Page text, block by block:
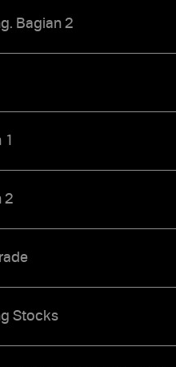
Bagian 2
2
Stocks